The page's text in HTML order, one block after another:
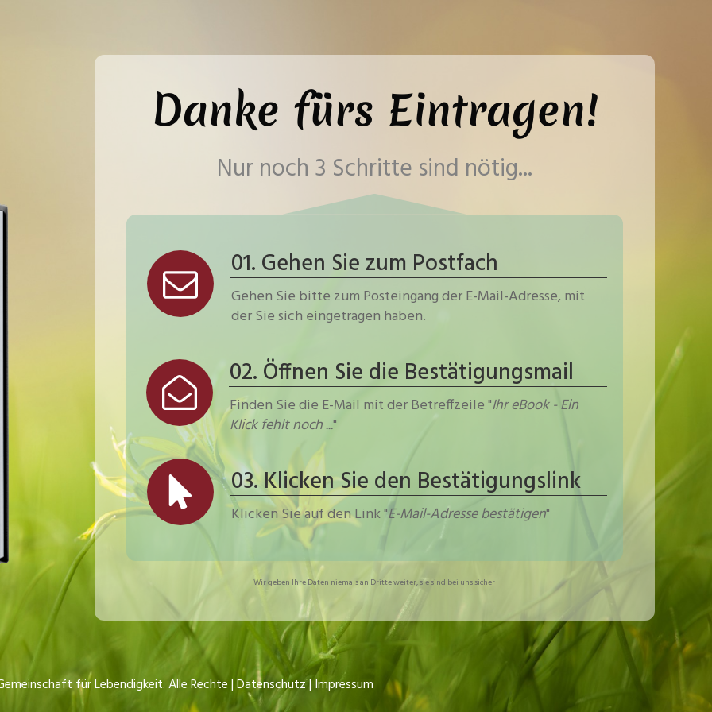
Danke fürs Eintragen!
Nur noch 3 Schritte sind nötig...
01. Gehen Sie zum Postfach
Gehen Sie bitte zum Posteingang der E-Mail-Adresse, mit
der Sie sich eingetragen haben.
02. Öffnen Sie die Bestätigungsmail
Finden Sie die E-Mail mit der Betreffzeile "Ihr eBook - Ein
Klick fehlt noch ..."
03. Klicken Sie den Bestätigungslink
Klicken Sie auf den Link "E-Mail-Adresse bestätigen"
Wir geben Ihre Daten niemals an Dritte weiter, sie sind bei uns sicher
für Lebendigkeit. Alle Rechte |Datenschutz|Impressum